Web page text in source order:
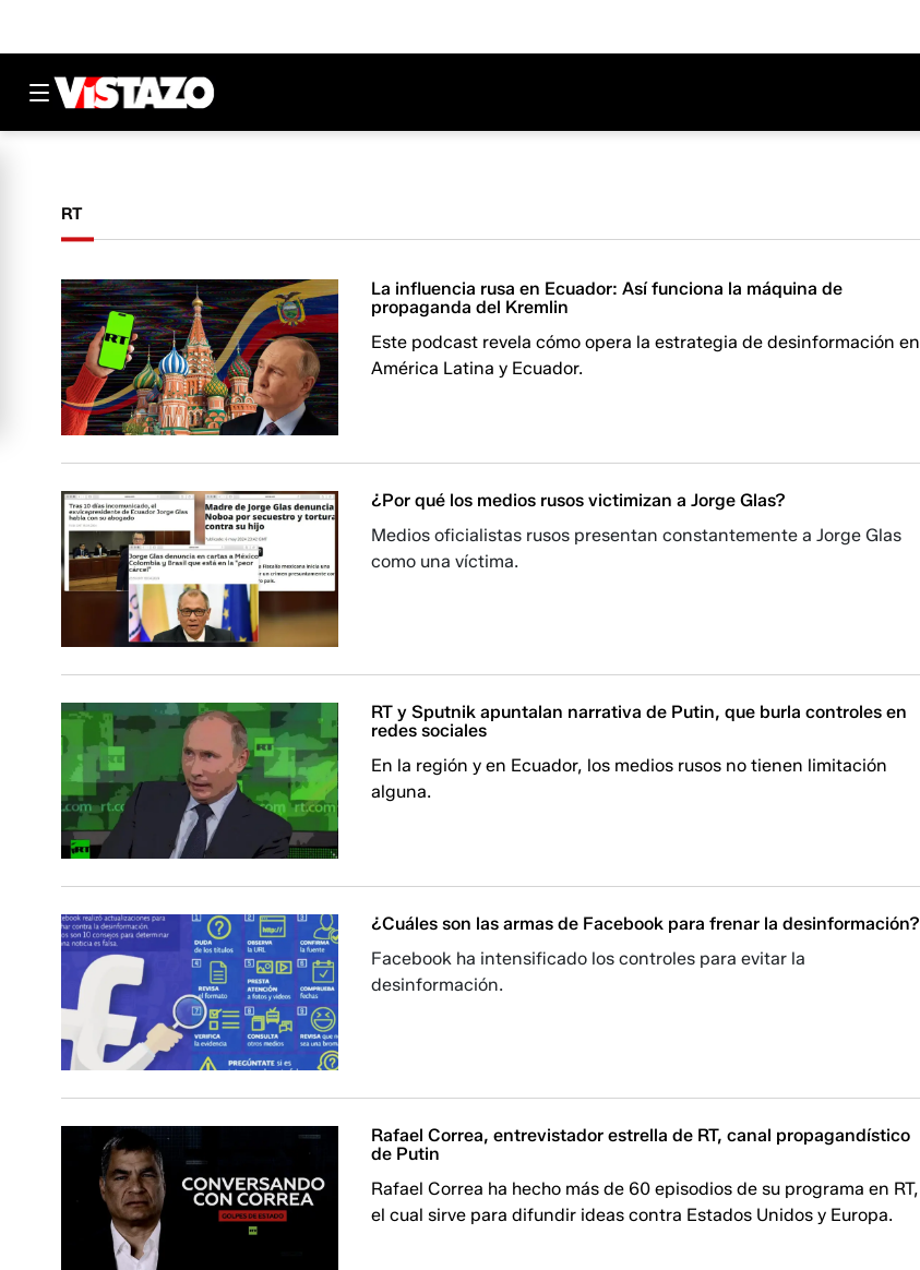
RT
La influencia rusa en Ecuador: Así funciona la máquina de
propaganda del Kremlin
Este podcast revela cómo opera la estrategia de desinformación en
América Latina y Ecuador.
¿Por qué los medios rusos victimizan a Jorge Glas?
Medios oficialistas rusos presentan constantemente a Jorge Glas
como una víctima.
RT y Sputnik apuntalan narrativa de Putin, que burla controles en
redes sociales
En la región y en Ecuador, los medios rusos no tienen limitación
alguna.
¿Cuáles son las armas de Facebook para frenar la desinformación?
Facebook ha intensificado los controles para evitar la
desinformación.
Rafael Correa, entrevistador estrella de RT, canal propagandístico
de Putin
Rafael Correa ha hecho más de 60 episodios de su programa en RT,
el cual sirve para difundir ideas contra Estados Unidos y Europa.